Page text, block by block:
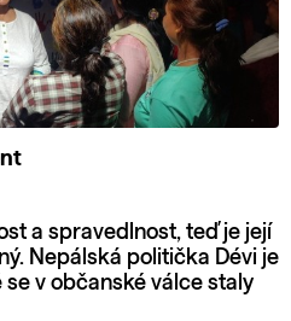
a spravedlnost, teď je její
Nepálská politička Dévi je
v občanské válce staly